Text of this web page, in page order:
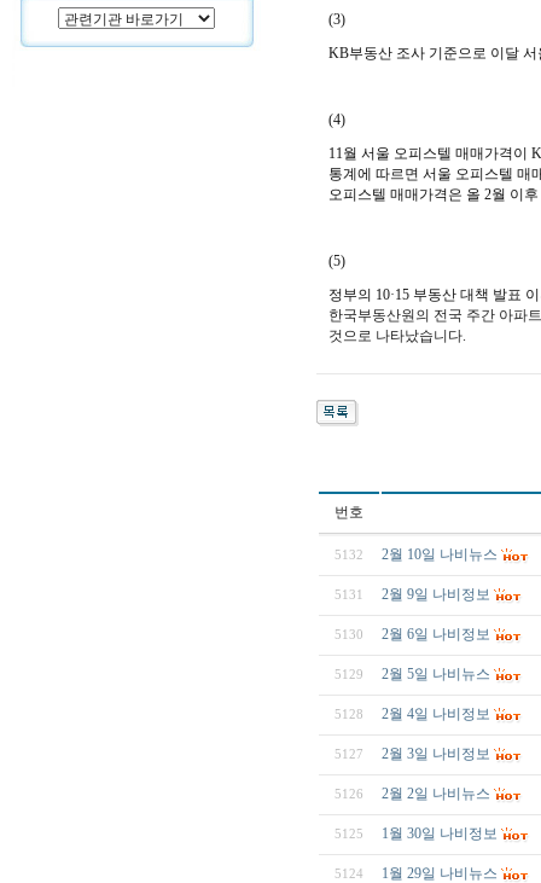
(3)
KB부동산 조사 기준으로 이달
(4)
11월 서울 오피스텔 매매가격이
통계에 따르면 서울 오피스텔 매
오피스텔 매매가격은 올 2월 이
(5)
정부의 10·15 부동산 대책 발표
한국부동산원의 전국 주간 아파
것으로 나타났습니다.
번호
5132 2월 10일 나비뉴스
5131 2월 9일 나비정보
5130 2월 6일 나비정보
5129 2월 5일 나비뉴스
5128 2월 4일 나비정보
5127 2월 3일 나비정보
5126 2월 2일 나비뉴스
5125 1월 30일 나비정보
5124 1월 29일 나비뉴스